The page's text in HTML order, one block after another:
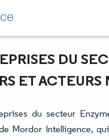
DU
ET ACTEURS
du secteur
Mordor Intelligence,